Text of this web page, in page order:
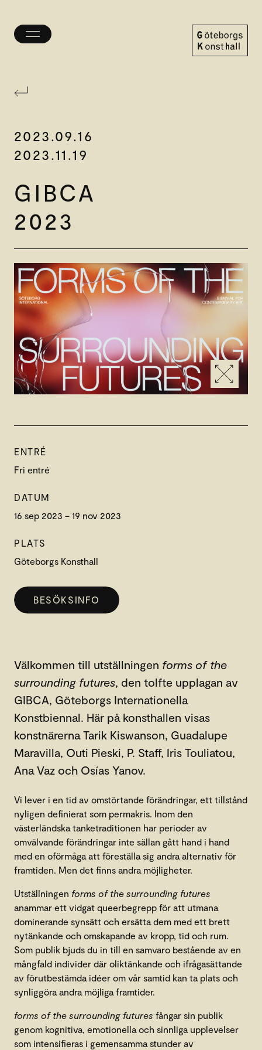
Öppna/stäng
2023.09.16
2023.11.19
GIBCA
2023
ENTRÉ
Fri entré
DATUM
16 sep 2023 – 19 nov 2023
PLATS
Göteborgs Konsthall
BESÖKSINFO
Välkommen till utställningen forms of the
surrounding futures, den tolfte upplagan av
GIBCA, Göteborgs Internationella
Konstbiennal. Här på konsthallen visas
konstnärerna Tarik Kiswanson, Guadalupe
Maravilla, Outi Pieski, P. Staff, Iris Touliatou,
Ana Vaz och Osías Yanov.
Vi lever i en tid av omstörtande förändringar, ett tillstånd
nyligen definierat som permakris. Inom den
västerländska tanketraditionen har perioder av
omvälvande förändringar inte sällan gått hand i hand
med en oförmåga att föreställa sig andra alternativ för
framtiden. Men det finns andra möjligheter.
Utställningen forms of the surrounding futures
anammar ett vidgat queerbegrepp för att utmana
dominerande synsätt och ersätta dem med ett brett
nytänkande och omskapande av kropp, tid och rum.
Som publik bjuds du in till en samvaro bestående av en
mångfald individer där oliktänkande och ifrågasättande
av förutbestämda idéer om vår samtid kan ta plats och
synliggöra andra möjliga framtider.
forms of the surrounding futures fångar sin publik
genom kognitiva, emotionella och sinnliga upplevelser
som intensifieras i gemensamma stunder av